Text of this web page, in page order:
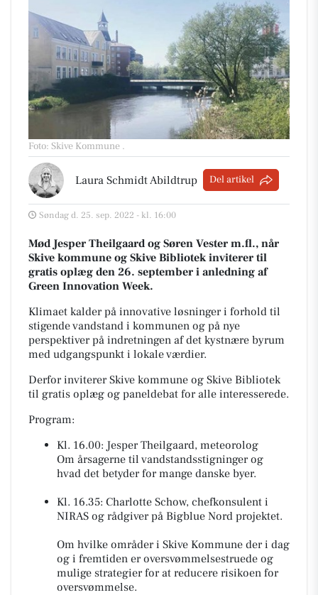
Foto: Skive Kommune .
Laura Schmidt Abildtrup Del artikel
Søndag d. 25. sep. 2022 - kl. 16:00
Mød Jesper Theilgaard og Søren Vester m.fl., når
Skive kommune og Skive Bibliotek inviterer til
gratis oplæg den 26. september i anledning af
Green Innovation Week.
Klimaet kalder på innovative løsninger i forhold til
stigende vandstand i kommunen og på nye
perspektiver på indretningen af det kystnære byrum
med udgangspunkt i lokale værdier.
Derfor inviterer Skive kommune og Skive Bibliotek
til gratis oplæg og paneldebat for alle interesserede.
Program:
Kl. 16.00: Jesper Theilgaard, meteorolog
Om årsagerne til vandstandsstigninger og
hvad det betyder for mange danske byer.
Kl. 16.35: Charlotte Schow, chefkonsulent i
NIRAS og rådgiver på Bigblue Nord projektet.
Om hvilke områder i Skive Kommune der i dag
og i fremtiden er oversvømmelsestruede og
mulige strategier for at reducere risikoen for
oversvømmelse.